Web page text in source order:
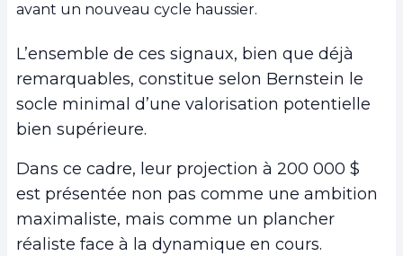
avant un nouveau cycle haussier.
L’ensemble de ces signaux, bien que déjà
remarquables, constitue selon Bernstein le
socle minimal d’une valorisation potentielle
bien supérieure.
Dans ce cadre, leur projection à 200 000 $
est présentée non pas comme une ambition
maximaliste, mais comme un plancher
réaliste face à la dynamique en cours.